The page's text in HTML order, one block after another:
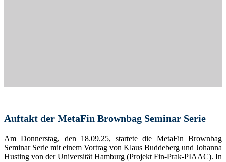
Auftakt der MetaFin Brownbag Seminar Serie
Am Donnerstag, den 18.09.25, startete die MetaFin Brownbag
Seminar Serie mit einem Vortrag von Klaus Buddeberg und Johanna
Husting von der Universität Hamburg (Projekt Fin-Prak-PIAAC). In